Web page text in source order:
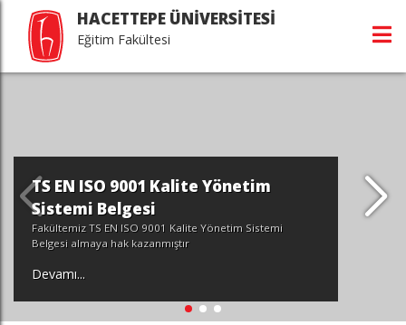
HACETTEPE ÜNİVERSİTESİ
Eğitim Fakültesi
TS EN ISO 9001 Kalite Yönetim
Sistemi Belgesi
Fakültemiz TS EN ISO 9001 Kalite Yönetim Sistemi
Belgesi almaya hak kazanmıştır
Devamı...